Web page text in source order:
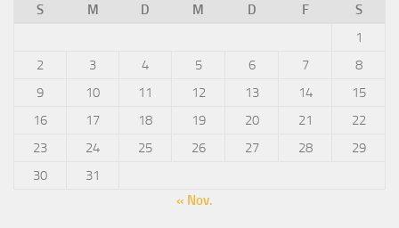
S
M D M D F
S
1
2
3 4 5 6 7
8
9
10 11 12 13 14
15
16
17 18 19 20 21
22
23
24 25 26 27 28
29
30
31
« Nov.